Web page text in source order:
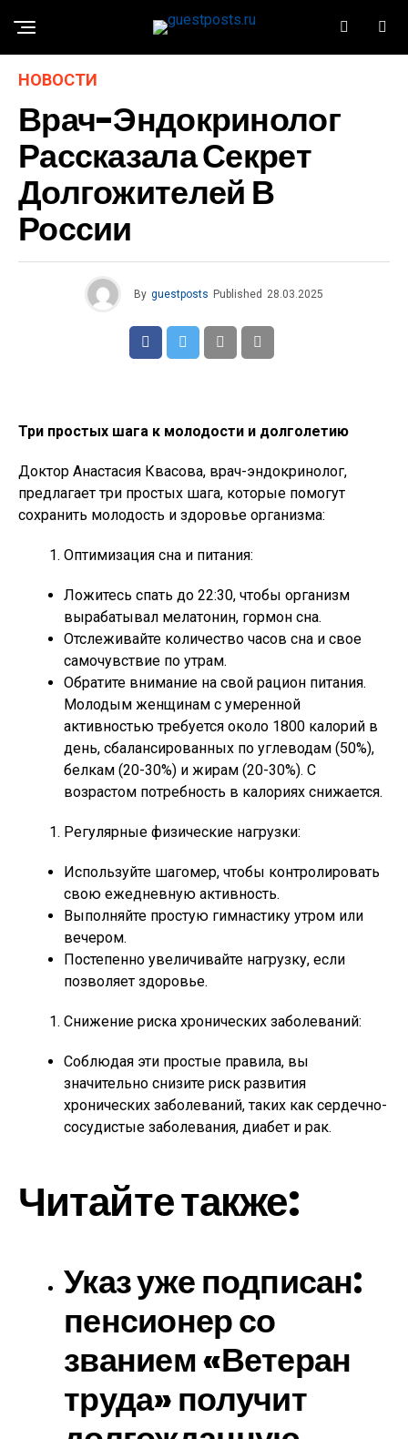
НОВОСТИ
Врач-Эндокринолог
Рассказала Секрет
Долгожителей В
России
By guestposts Published 28.03.2025
Три простых шага к молодости и долголетию
Доктор Анастасия Квасова, врач-эндокринолог,
предлагает три простых шага, которые помогут
сохранить молодость и здоровье организма:
Оптимизация сна и питания:
Ложитесь спать до 22:30, чтобы организм
вырабатывал мелатонин, гормон сна.
Отслеживайте количество часов сна и свое
самочувствие по утрам.
Обратите внимание на свой рацион питания.
Молодым женщинам с умеренной
активностью требуется около 1800 калорий в
день, сбалансированных по углеводам (50%),
белкам (20-30%) и жирам (20-30%). С
возрастом потребность в калориях снижается.
Регулярные физические нагрузки:
Используйте шагомер, чтобы контролировать
свою ежедневную активность.
Выполняйте простую гимнастику утром или
вечером.
Постепенно увеличивайте нагрузку, если
позволяет здоровье.
Снижение риска хронических заболеваний:
Соблюдая эти простые правила, вы
значительно снизите риск развития
хронических заболеваний, таких как сердечно-
сосудистые заболевания, диабет и рак.
Читайте также:
Указ уже подписан:
пенсионер со
званием «Ветеран
труда» получит